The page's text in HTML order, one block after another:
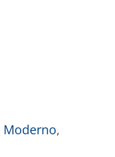
Moderno,